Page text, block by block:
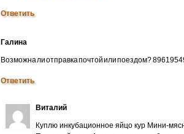
Ответить
Галина
Возможна ли отправка почтой или поездом?
Ответить
Виталий
Куплю инкубационное яйцо кур Мини-